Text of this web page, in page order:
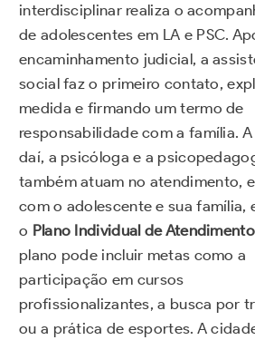
interdisciplinar realiza o
de adolescentes em LA e PSC.
encaminhamento judicial, a
social faz o primeiro contato,
medida e firmando um termo de
responsabilidade com a família.
daí, a psicóloga e a
também atuam no atendimento,
com o adolescente e sua família,
o Plano Individual de Atendimento
plano pode incluir metas como a
participação em cursos
profissionalizantes, a busca por
ou a prática de esportes. A